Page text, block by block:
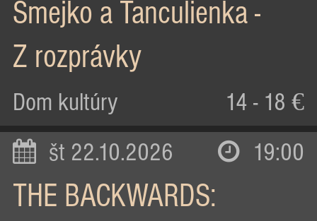
Smejko a Tanculienka -
Z rozprávky
Dom kultúry 14 - 18 €
št 22.10.2026 19:00
THE BACKWARDS: